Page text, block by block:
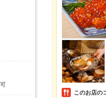
このお店の